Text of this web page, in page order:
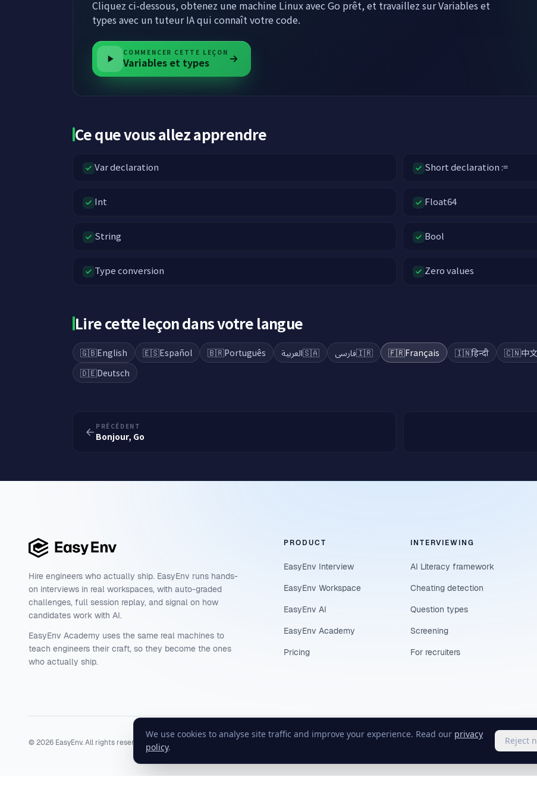
We use cookies to analyse site traffic and improve your experience. Read our privacy
policy.
Reject
Cliquez ci-dessous, obtenez une machine Linux avec Go prêt, et travaillez sur Variables et
types avec un tuteur IA qui connaît votre code.
COMMENCER CETTE LEÇON
Variables et types
Ce que vous allez apprendre
Var declaration Short declaration :=
Int Float64
String Bool
Type conversion Zero values
Lire cette leçon dans votre langue
🇬🇧English 🇪🇸Español 🇧🇷Português 🇸🇦العربية 🇮🇷فارسی 🇫🇷Français 🇮🇳हिन्दी 🇨🇳中文
🇩🇪Deutsch
PRÉCÉDENT
Bonjour, Go
Hire engineers who actually ship. EasyEnv runs hands-
on interviews in real workspaces, with auto-graded
challenges, full session replay, and signal on how
candidates work with AI.
EasyEnv Academy uses the same real machines to
teach engineers their craft, so they become the ones
who actually ship.
PRODUCT
EasyEnv Interview
EasyEnv Workspace
EasyEnv AI
EasyEnv Academy
Pricing
INTERVIEWING
AI Literacy framework
Cheating detection
Question types
Screening
For recruiters
©2026 EasyEnv. All rights reserved. Terms Status